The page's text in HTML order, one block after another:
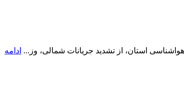
استان، از تشدید جریانات شمالی، وز... ادامه